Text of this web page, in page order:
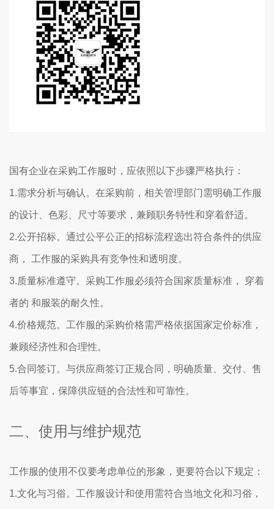
国有企业在采购工作服时，应依照以下步骤严格执行：
1.需求分析与确认。在采购前，相关管理部门需明确工作服
的设计、色彩、尺寸等要求，兼顾职务特性和穿着舒适。
2.公开招标。通过公平公正的招标流程选出符合条件的供应
商， 工作服的采购具有竞争性和透明度。
3.质量标准遵守。采购工作服必须符合国家质量标准， 穿着
者的 和服装的耐久性。
4.价格规范。工作服的采购价格需严格依据国家定价标准，
兼顾经济性和合理性。
5.合同签订。与供应商签订正规合同，明确质量、交付、售
后等事宜，保障供应链的合法性和可靠性。
二、使用与维护规范
工作服的使用不仅要考虑单位的形象，更要符合以下规定：
1.文化与习俗。工作服设计和使用需符合当地文化和习俗，